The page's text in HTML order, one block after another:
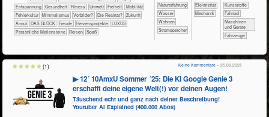
​​​​​​​​​​​​​Entspannung
​​​​​​Gesundheit ​​​​​Fitness ​​​​​Umwelt ​​​Freiheit
​​​Mobilität
​​Fehlerkultur
​​Minimalismus ​​Vorbilder? ​Die Realität?
​Zukunft
Armut
DAS GLÜCK Freude Herzensprojekte
LUXUS
Persönliche Meilensteine
Reisen Spaß
​​​​​​​​​​​​​Naturerfahrung
​​​​​​Wasser
​​​​Wohnen
​​​Stromspeicher
​​​Elektrizität
​​​Mechanik
​​​​​​​​Kunststoffe
​​​​​​​Fahrrad
​​​​Maschinen
und Geräte
​Fahrzeuge
▶ 12´ 10AmxU Sommer ´25: Die KI Google Genie 3
erschafft deine eigene Welt(!) vor deinen Augen!
Täuschend echt und ganz nach deiner Beschreibung!
Youtuber AI Explained (400.000 Abos)
Keine Kommentare – 25.08.2025
(1)